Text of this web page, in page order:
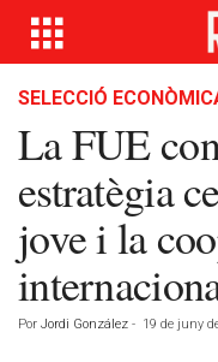
SELECCIÓ
La FUE
estratègia
jove i la
Por Jordi González - 19 de juny